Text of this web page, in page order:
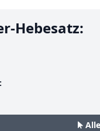
Hebesatz: